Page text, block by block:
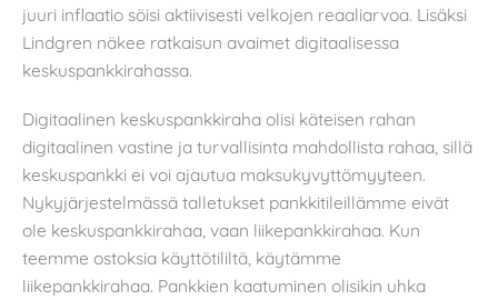
juuri inflaatio söisi aktiivisesti velkojen reaaliarvoa. Lisäksi
Lindgren näkee ratkaisun avaimet digitaalisessa
keskuspankkirahassa.
Digitaalinen keskuspankkiraha olisi käteisen rahan
digitaalinen vastine ja turvallisinta mahdollista rahaa, sillä
keskuspankki ei voi ajautua maksukyvyttömyyteen.
Nykyjärjestelmässä talletukset pankkitileillämme eivät
ole keskuspankkirahaa, vaan liikepankkirahaa. Kun
teemme ostoksia käyttötililtä, käytämme
liikepankkirahaa. Pankkien kaatuminen olisikin uhka